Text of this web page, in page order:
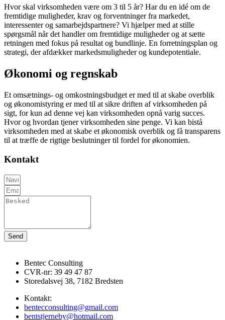
Hvor skal virksomheden være om 3 til 5 år? Har du en idé om de
fremtidige muligheder, krav og forventninger fra markedet,
interessenter og samarbejdspartnere? Vi hjælper med at stille
spørgsmål når det handler om fremtidige muligheder og at sætte
retningen med fokus på resultat og bundlinje. En forretningsplan og
strategi, der afdækker markedsmuligheder og kundepotentiale.
Økonomi og regnskab
Et omsætnings- og omkostningsbudget er med til at skabe overblik
og økonomistyring er med til at sikre driften af virksomheden på
sigt, for kun ad denne vej kan virksomheden opnå varig succes.
Hvor og hvordan tjener virksomheden sine penge. Vi kan bistå
virksomheden med at skabe et økonomisk overblik og få transparens
til at træffe de rigtige beslutninger til fordel for økonomien.
Kontakt
Send
Bentec Consulting
CVR-nr: 39 49 47 87
Storedalsvej 38, 7182 Bredsten
Kontakt:
bentecconsulting@gmail.com
bentstjerneby@hotmail.com